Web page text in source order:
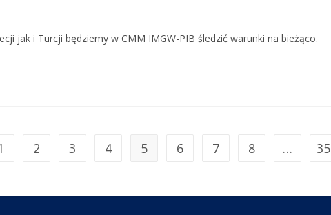
jak i Turcji będziemy w CMM IMGW-PIB śledzić warunki na bieżąco.
2 3 4 5 6 7 8 … 35